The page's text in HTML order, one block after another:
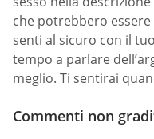
che potrebbero
senti al sicuro con il
tempo a parlare
meglio. Ti sentirai
Commenti non